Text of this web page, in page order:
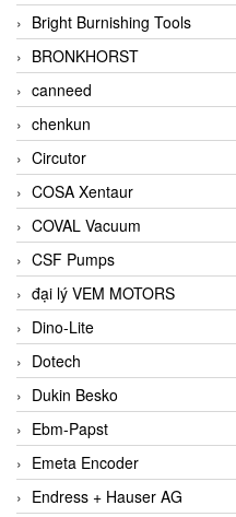
Bright Burnishing Tools
BRONKHORST
canneed
chenkun
Circutor
COSA Xentaur
COVAL Vacuum
CSF Pumps
đại lý VEM MOTORS
Dino-Lite
Dotech
Dukin Besko
Ebm-Papst
Emeta Encoder
Endress + Hauser AG